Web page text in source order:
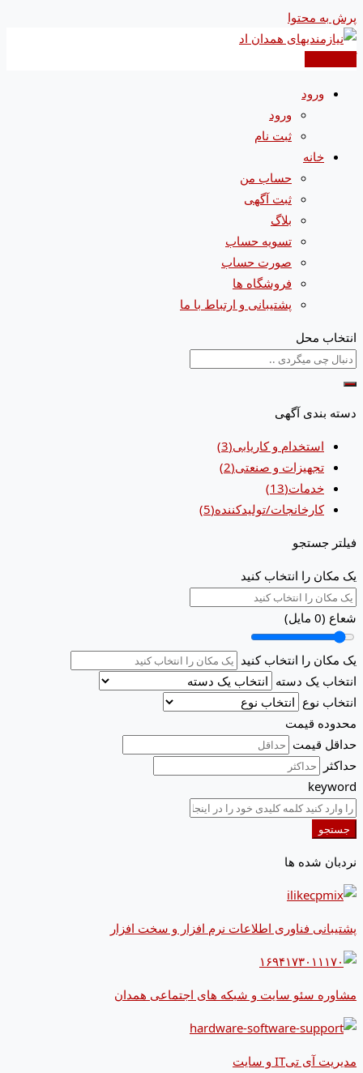
پرش به محتوا
ورود
ورود
ثبت نام
خانه
حساب من
ثبت آگهی
بلاگ
تسویه حساب
صورت حساب
فروشگاه ها
پشتیبانی و ارتباط با ما
انتخاب محل
دسته بندی آگهی
استخدام و کاریابی(3)
تجهیزات و صنعتی(2)
خدمات(13)
کارخانجات/تولیدکننده(5)
فیلتر جستجو
یک مکان را انتخاب کنید
شعاع (0 مایل)
یک مکان را انتخاب کنید
انتخاب یک دسته
انتخاب نوع
محدوده قیمت
حداقل قیمت
حداکثر
keyword
جستجو
نردبان شده ها
پشتیبانی فناوری اطلاعات نرم افزار و سخت افزار
مشاوره سئو سایت و شبکه های اجتماعی همدان
مدیریت آی تیIT و سایت